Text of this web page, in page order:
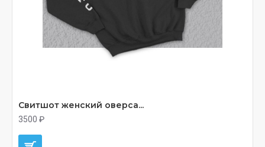
Свитшот женский оверса...
3500 ₽